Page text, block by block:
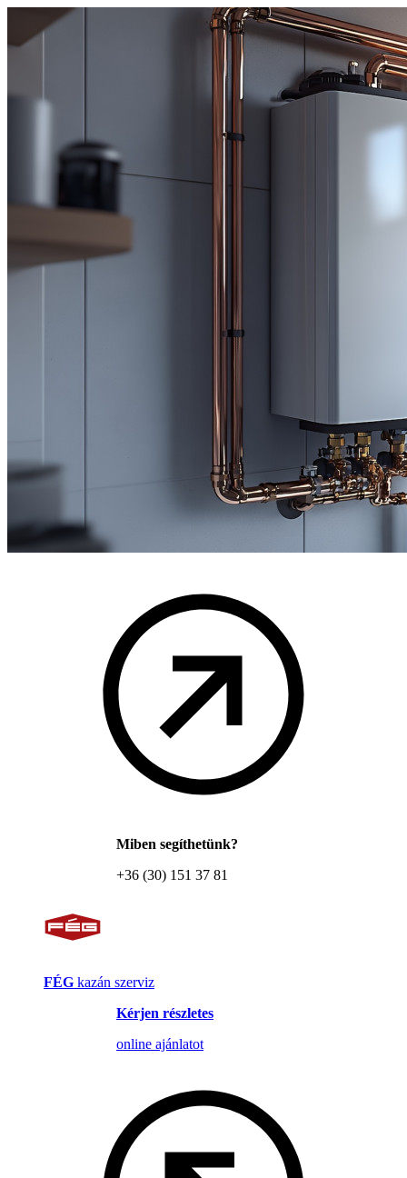
Miben segíthetünk?
+36 (30) 151 37 81
FÉG kazán szerviz
Kérjen részletes
online ajánlatot